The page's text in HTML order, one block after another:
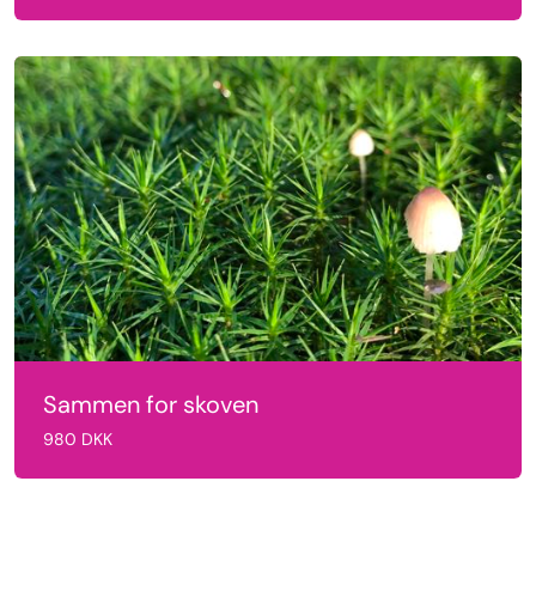
Sammen for skoven
980 DKK